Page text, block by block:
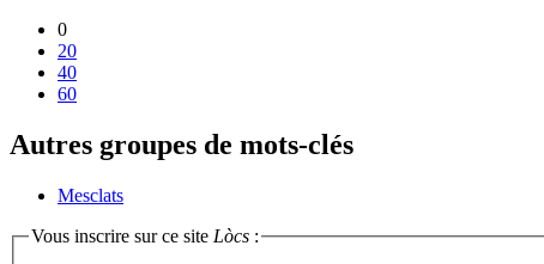
0
20
40
60
Autres groupes de mots-clés
Mesclats
Vous inscrire sur ce site Lòcs :